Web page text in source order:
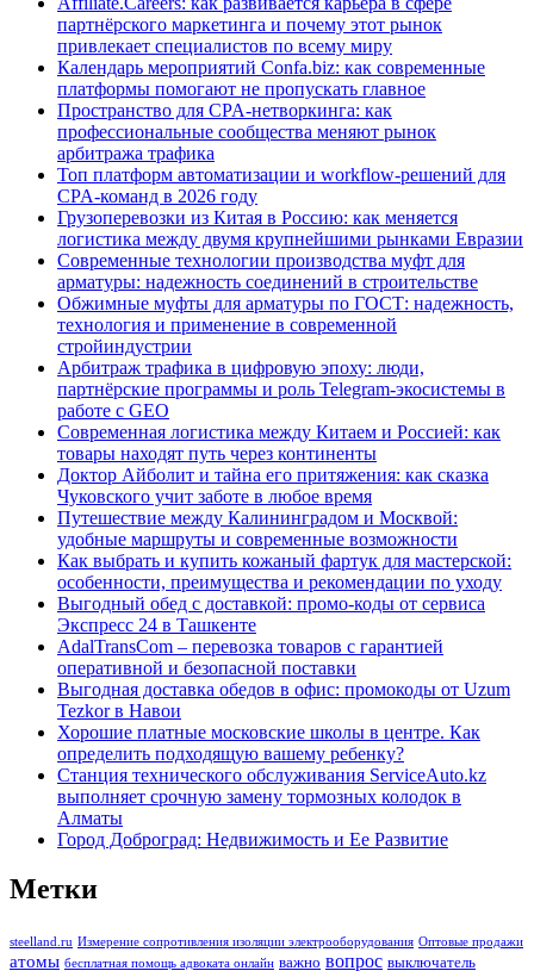
партнёрского маркетинга и почему этот рынок
привлекает специалистов по всему миру
Календарь мероприятий Confa.biz: как современные
платформы помогают не пропускать главное
Пространство для CPA-нетворкинга: как
профессиональные сообщества меняют рынок
арбитража трафика
Топ платформ автоматизации и workflow-решений для
CPA-команд в 2026 году
Грузоперевозки из Китая в Россию: как меняется
логистика между двумя крупнейшими рынками Евразии
Современные технологии производства муфт для
арматуры: надежность соединений в строительстве
Обжимные муфты для арматуры по ГОСТ: надежность,
технология и применение в современной
стройиндустрии
Арбитраж трафика в цифровую эпоху: люди,
партнёрские программы и роль Telegram-экосистемы в
работе с GEO
Современная логистика между Китаем и Россией: как
товары находят путь через континенты
Доктор Айболит и тайна его притяжения: как сказка
Чуковского учит заботе в любое время
Путешествие между Калининградом и Москвой:
удобные маршруты и современные возможности
Как выбрать и купить кожаный фартук для мастерской:
особенности, преимущества и рекомендации по уходу
Выгодный обед с доставкой: промо-коды от сервиса
Экспресс 24 в Ташкенте
AdalTransCom – перевозка товаров с гарантией
оперативной и безопасной поставки
Выгодная доставка обедов в офис: промокоды от Uzum
Tezkor в Навои
Хорошие платные московские школы в центре. Как
определить подходящую вашему ребенку?
Станция технического обслуживания ServiceAuto.kz
выполняет срочную замену тормозных колодок в
Алматы
Город Доброград: Недвижимость и Ее Развитие
Метки
steelland.ru Измерение сопротивления изоляции электрооборудования Оптовые продажи
атомы бесплатная помощь адвоката онлайн важно вопрос выключатель